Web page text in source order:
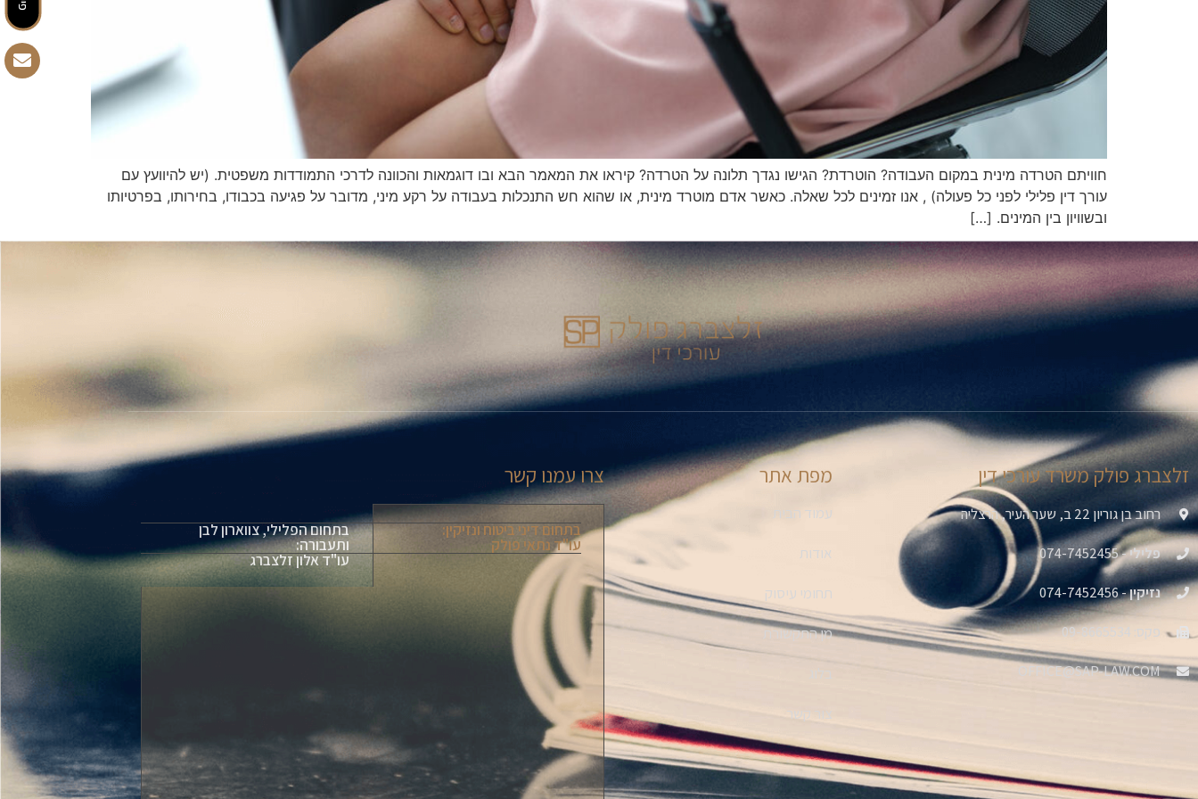
חוויתם הטרדה מינית במקום העבודה? הוטרדת? הגישו נגדך תלונה על הטרדה? קיראו את המאמר הבא ובו דוגמאות והכוונה לדרכי התמודדות משפטית. (יש להיוועץ עם
עורך דין פלילי לפני כל פעולה) , אנו זמינים לכל שאלה. כאשר אדם מוטרד מינית, או שהוא חש התנכלות בעבודה על רקע מיני, מדובר על פגיעה בכבודו, בחירותו, בפרטיותו
ובשוויון בין המינים. […]
זלצברג פולק משרד עורכי דין
רחוב בן גוריון 22 ב, שער העיר, הרצליה
פלילי- 074-7452455
נזיקין- 074-7452456
פקס: 09-8665534
OFFICE@SAP-LAW.COM
מפת אתר
עמוד הבית
אודות
תחומי עיסוק
מן התקשורת
בלוג
צור קשר
צרו עמנו קשר
בתחום דיני ביטוח ונזיקין:
עו"ד נתאי פולק
בתחום הפלילי, צווארון לבן
ותעבורה:
עו"ד אלון זלצברג